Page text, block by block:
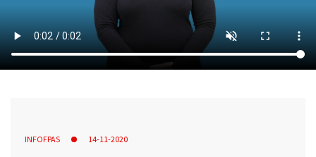
INFOFPAS 14-11-2020